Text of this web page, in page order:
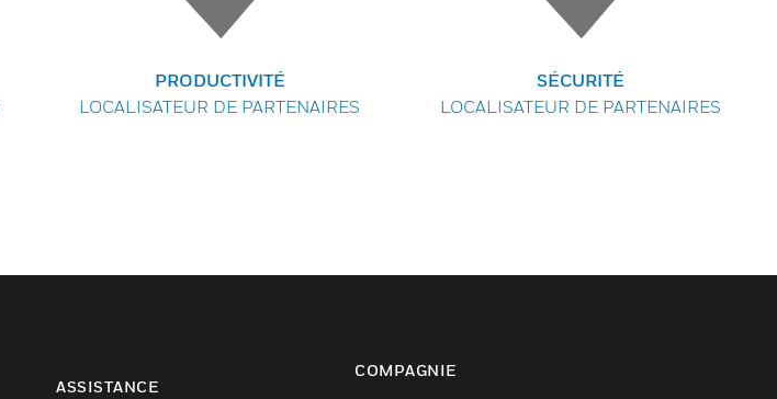
PRODUCTIVITÉ
LOCALISATEUR DE PARTENAIRES
SÉCURITÉ
LOCALISATEUR DE PARTENAIRES
ASSISTANCE
COMPAGNIE